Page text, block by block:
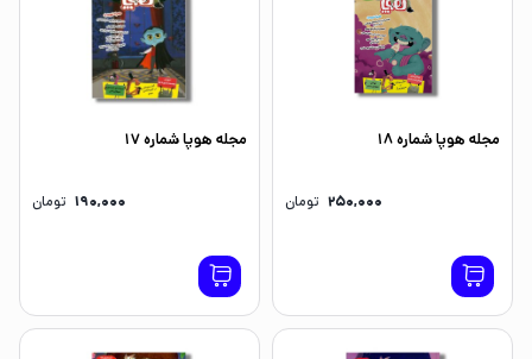
مجله هوپا شماره 18
250,000 تومان
مجله هوپا شماره 17
190,000 تومان